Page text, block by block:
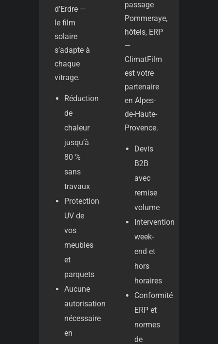
d’Erdre —
le film
solaire
s’adapte à
chaque
vitrage.
Réduction
de
chaleur
jusqu’à
80 %
sans
travaux
Protection
UV de
vos
meubles
et
parquets
Aucune
autorisation
nécessaire
en
passage
Pommeraye,
hôtels, ERP
—
ClimatFilm
est votre
partenaire
en Alpes-
de-Haute-
Provence.
Devis
B2B
avec
remise
volume
Intervention
week-
end et
hors
horaires
Conformité
ERP et
normes
de